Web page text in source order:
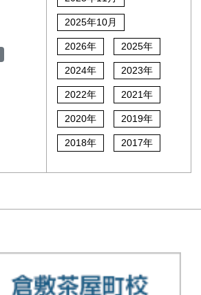
2025年10月
2026年 2025年
2024年 2023年
2022年 2021年
2020年 2019年
2018年 2017年